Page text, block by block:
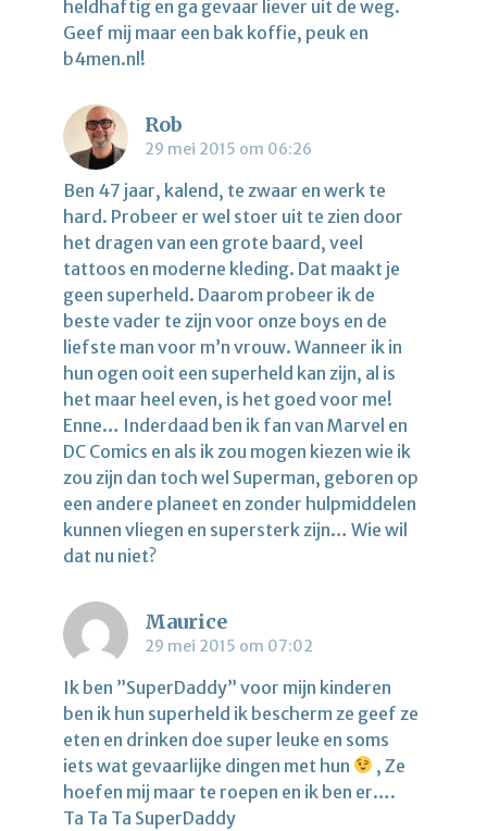
heldhaftig en ga gevaar liever uit de weg.
Geef mij maar een bak koffie, peuk en
b4men.nl!
Rob
29 mei 2015 om 06:26
Ben 47 jaar, kalend, te zwaar en werk te
hard. Probeer er wel stoer uit te zien door
het dragen van een grote baard, veel
tattoos en moderne kleding. Dat maakt je
geen superheld. Daarom probeer ik de
beste vader te zijn voor onze boys en de
liefste man voor m’n vrouw. Wanneer ik in
hun ogen ooit een superheld kan zijn, al is
het maar heel even, is het goed voor me!
Enne… Inderdaad ben ik fan van Marvel en
DC Comics en als ik zou mogen kiezen wie ik
zou zijn dan toch wel Superman, geboren op
een andere planeet en zonder hulpmiddelen
kunnen vliegen en supersterk zijn… Wie wil
dat nu niet?
Maurice
29 mei 2015 om 07:02
Ik ben ”SuperDaddy” voor mijn kinderen
ben ik hun superheld ik bescherm ze geef ze
eten en drinken doe super leuke en soms
iets wat gevaarlijke dingen met hun
, Ze
hoefen mij maar te roepen en ik ben er….
Ta Ta Ta SuperDaddy